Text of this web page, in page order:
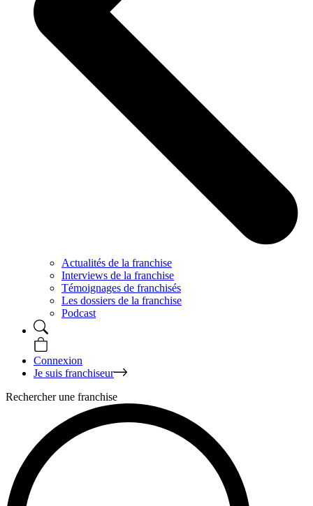
Actualités de la franchise
Interviews de la franchise
Témoignages de franchisés
Les dossiers de la franchise
Podcast
Connexion
Je suis franchiseur
Rechercher une franchise